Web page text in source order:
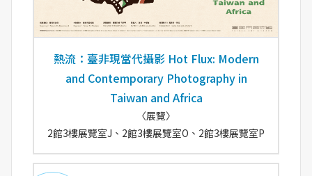
熱流：臺非現當代攝影 Hot Flux: Modern
and Contemporary Photography in
Taiwan and Africa
〈展覽〉
2館3樓展覽室J、2館3樓展覽室O、2館3樓展覽室P